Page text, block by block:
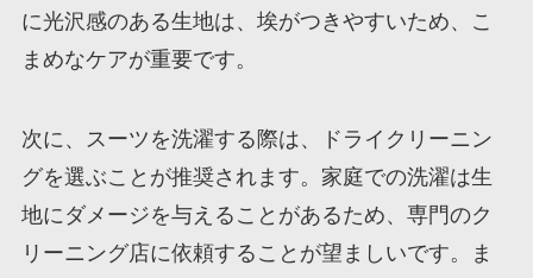
に光沢感のある生地は、埃がつきやすいため、こ
まめなケアが重要です。
次に、スーツを洗濯する際は、ドライクリーニン
グを選ぶことが推奨されます。家庭での洗濯は生
地にダメージを与えることがあるため、専門のク
リーニング店に依頼することが望ましいです。ま